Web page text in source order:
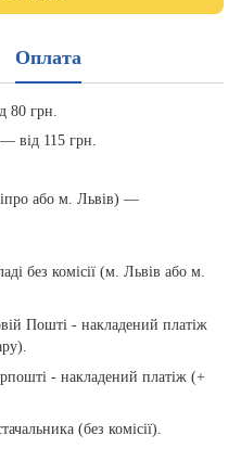
Оплата
80 грн.
від 115 грн.
або м. Львів) —
без комісії (м. Львів або м.
Пошті - накладений платіж
- накладений платіж (+
(без комісії).